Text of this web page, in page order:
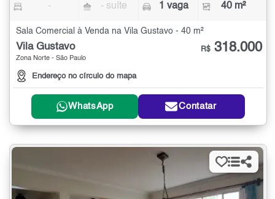
- - suíte 1 vaga 40 m²
Sala Comercial à Venda na Vila Gustavo - 40 m²
Vila Gustavo
Zona Norte - São Paulo
Endereço no círculo do mapa
R$ 318.000
WhatsApp Contatar